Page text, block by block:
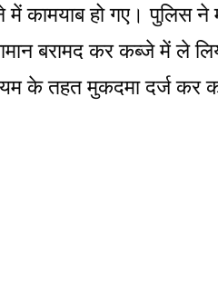
में कामयाब हो गए। पुलिस
बरामद कर कब्जे में ले
के तहत मुकदमा दर्ज कर